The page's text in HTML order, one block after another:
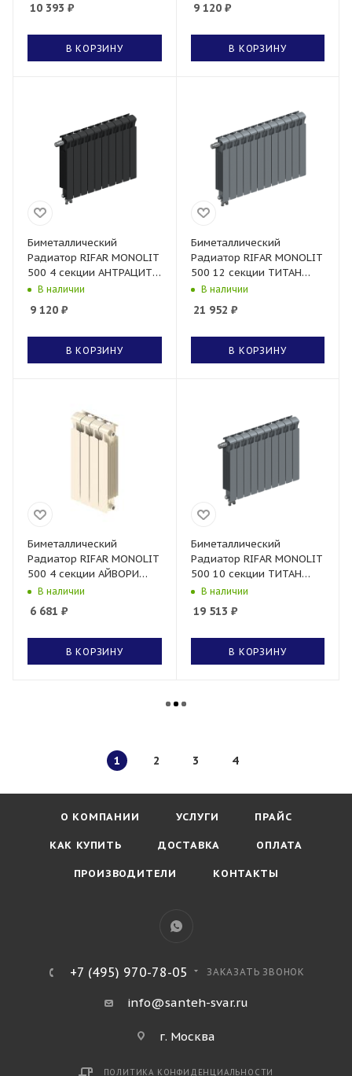
10 393 ₽
В КОРЗИНУ
9 120₽
В КОРЗИНУ
Биметаллический
Радиатор RIFAR MONOLIT
500 4 секции АНТРАЦИТ
нижнее левое
В наличии
9 120 ₽
В КОРЗИНУ
Биметаллический
Радиатор RIFAR MONOLIT
500 12 секции ТИТАН
нижнее левое
В наличии
21 952 ₽
В КОРЗИНУ
Биметаллический
Радиатор RIFAR MONOLIT
500 4 секции АЙВОРИ
боковое подключение
В наличии
6 681 ₽
В КОРЗИНУ
Биметаллический
Радиатор RIFAR MONOLIT
500 10 секции ТИТАН
нижнее левое
В наличии
19 513 ₽
В КОРЗИНУ
1 2 3 4
О КОМПАНИИ УСЛУГИ ПРАЙС
КАК КУПИТЬ ДОСТАВКА ОПЛАТА
ПРОИЗВОДИТЕЛИ КОНТАКТЫ
+7 (495) 970-78-05 ЗАКАЗАТЬ ЗВОНОК
info@santeh-svar.ru
г. Москва
ПОЛИТИКА КОНФИДЕНЦИАЛЬНОСТИ